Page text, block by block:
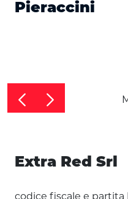
Pieraccini
Extra Red Srl